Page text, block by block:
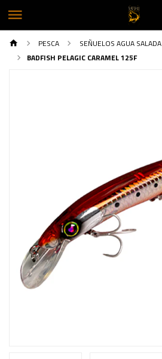
PESCA
SEÑUELOS AGUA SALADA
BADFISH PELAGIC CARAMEL 125F
Previous